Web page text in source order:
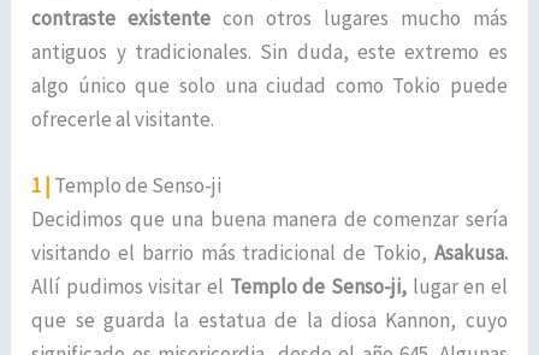
contraste existente con otros lugares mucho más
antiguos y tradicionales. Sin duda, este extremo es
algo único que solo una ciudad como Tokio puede
ofrecerle al visitante.
1 | Templo de Senso-ji
Decidimos que una buena manera de comenzar sería
visitando el barrio más tradicional de Tokio, Asakusa.
Allí pudimos visitar el Templo de Senso-ji,lugar en el
que se guarda la estatua de la diosa Kannon, cuyo